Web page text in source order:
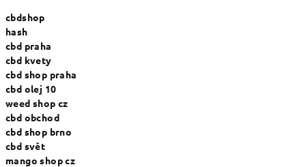
cbdshop
hash
cbd praha
cbd kvety
cbd shop praha
cbd olej 10
weed shop cz
cbd obchod
cbd shop brno
cbd svět
mango shop cz